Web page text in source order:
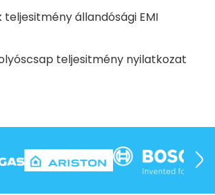
állandósági EMI
teljesitmény nyilatkozat